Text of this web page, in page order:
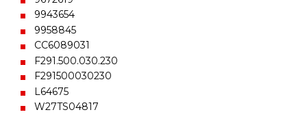
9943654
9958845
CC6089031
F291.500.030.230
F291500030230
L64675
W27TS04817